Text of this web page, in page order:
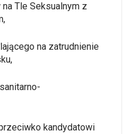
Tle Seksualnym z
na zatrudnienie
kandydatowi